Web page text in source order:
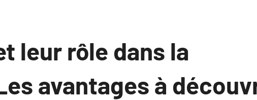
leur rôle dans la
avantages à